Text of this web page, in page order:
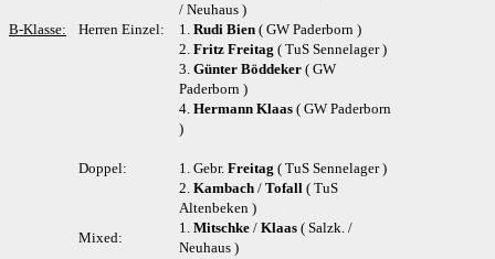
/ Neuhaus )
B-Klasse:
Herren Einzel: 1. Rudi Bien ( GW Paderborn )
2. Fritz Freitag ( TuS Sennelager )
3. Günter Böddeker ( GW
Paderborn )
4. Hermann Klaas ( GW Paderborn
)
Doppel: 1. Gebr. Freitag ( TuS Sennelager )
2. Kambach / Tofall ( TuS
Altenbeken )
Mixed:
1. Mitschke / Klaas ( Salzk. /
Neuhaus )